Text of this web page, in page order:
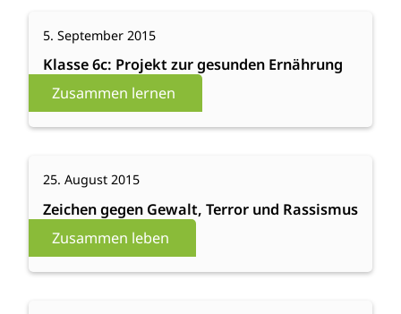
Zusammen lernen
5. September 2015
Klasse 6c: Projekt zur gesunden Ernährung
Klasse
6c:
Projekt
zur
gesunden
Zusammen leben
25. August 2015
Zeichen gegen Gewalt, Terror und Rassismus
Zeichen
gegen
Gewalt,
und